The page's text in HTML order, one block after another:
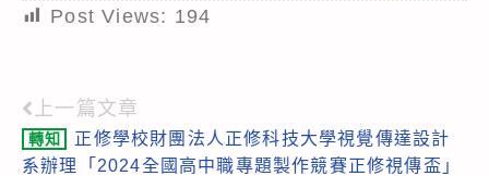
Post Views: 194
Read
more
上一篇文章
轉知
正修學校財團法人正修科技大學視覺傳達設計
系辦理「2024全國高中職專題製作競賽正修視傳盃」